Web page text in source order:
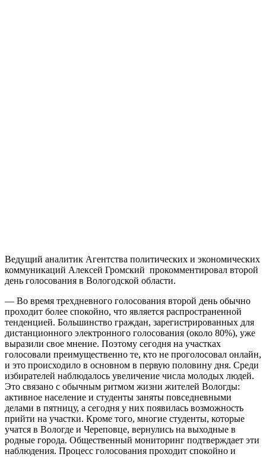
Ведущий аналитик Агентства политических и экономических
коммуникаций Алексей Громский прокомментировал второй
день голосования в Вологодской области.
— Во время трехдневного голосования второй день обычно
проходит более спокойно, что является распространенной
тенденцией. Большинство граждан, зарегистрированных для
дистанционного электронного голосования (около 80%), уже
выразили свое мнение. Поэтому сегодня на участках
голосовали преимущественно те, кто не проголосовал онлайн,
и это происходило в основном в первую половину дня. Среди
избирателей наблюдалось увеличение числа молодых людей.
Это связано с обычным ритмом жизни жителей Вологды:
активное население и студенты заняты повседневными
делами в пятницу, а сегодня у них появилась возможность
прийти на участки. Кроме того, многие студенты, которые
учатся в Вологде и Череповце, вернулись на выходные в
родные города. Общественный мониторинг подтверждает эти
наблюдения. Процесс голосования проходит спокойно и